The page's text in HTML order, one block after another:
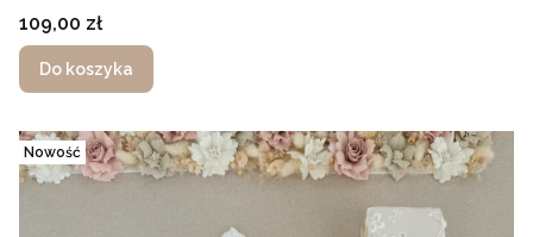
Cena
109,00 zł
Do koszyka
Nowość